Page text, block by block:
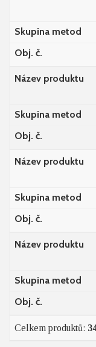
Skupina metod
Obj. č.
Název produktu
Skupina metod
Obj. č.
Název produktu
Skupina metod
Obj. č.
Název produktu
Skupina metod
Obj. č.
Celkem produktů: